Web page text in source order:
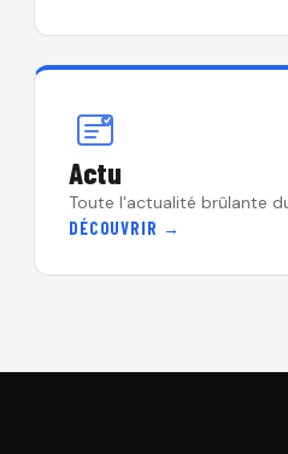
Actu
Toute l'actualité brûlante
DÉCOUVRIR →